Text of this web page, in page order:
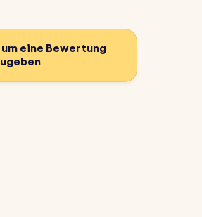
einem perfekten
um eine Bewertung